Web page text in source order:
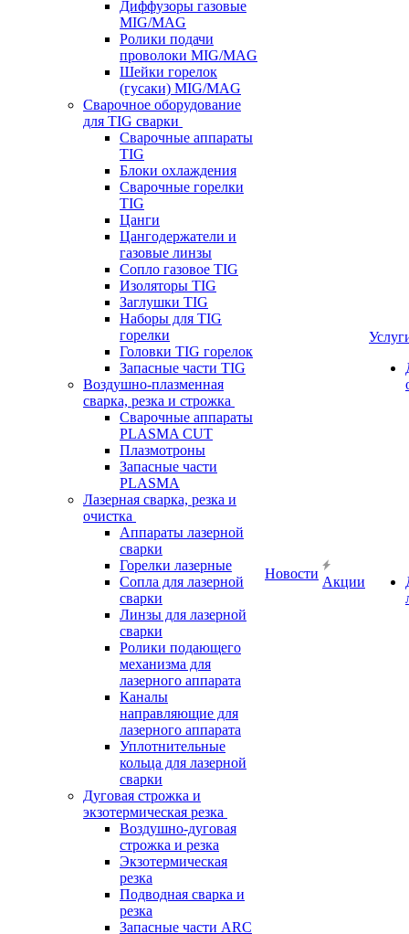
Диффузоры газовые
MIG/MAG
Ролики подачи
проволоки MIG/MAG
Шейки горелок
(гусаки) MIG/MAG
Сварочное оборудование
для TIG сварки
Сварочные аппараты
TIG
Блоки охлаждения
Сварочные горелки
TIG
Цанги
Цангодержатели и
газовые линзы
Сопло газовое TIG
Изоляторы TIG
Заглушки TIG
Наборы для TIG
горелки
Головки TIG горелок
Запасные части TIG
Воздушно-плазменная
сварка, резка и строжка
Сварочные аппараты
PLASMA CUT
Плазмотроны
Запасные части
PLASMA
Лазерная сварка, резка и
очистка
Аппараты лазерной
сварки
Горелки лазерные
Сопла для лазерной
сварки
Линзы для лазерной
сварки
Ролики подающего
механизма для
лазерного аппарата
Каналы
направляющие для
лазерного аппарата
Уплотнительные
кольца для лазерной
сварки
Дуговая строжка и
экзотермическая резка
Воздушно-дуговая
строжка и резка
Экзотермическая
резка
Подводная сварка и
резка
Запасные части ARC
Новости
Акции